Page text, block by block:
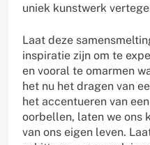
uniek kunstwerk
Laat deze
inspiratie zijn om te
en vooral te omarmen
het nu het dragen van
het accentueren van
oorbellen, laten we ons
van ons eigen leven.